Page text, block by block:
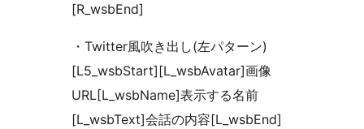
[R_wsbEnd]
・Twitter風吹き出し(左パターン)
[L5_wsbStart][L_wsbAvatar]画像
URL[L_wsbName]表示する名前
[L_wsbText]会話の内容[L_wsbEnd]